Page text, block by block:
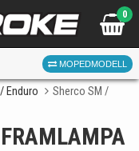
0
MOPEDMODELL
DELAR
Enduro
Sherco SM /